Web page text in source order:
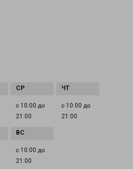
с 10:00 до
21:00
с 10:00 до
21:00
с 10:00 до
21:00